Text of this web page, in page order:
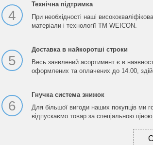
4
Технічна підтримка
При необхідності наші
матеріали і технології ТМ WEICON.
5
Доставка в найкоротші строки
Весь заявлений асортимент є в
оформлених та оплачених до 14.00,
6
Гнучка система знижок
Для більшої вигоди наших покупців ми
відпускаємо товар за спеціальною